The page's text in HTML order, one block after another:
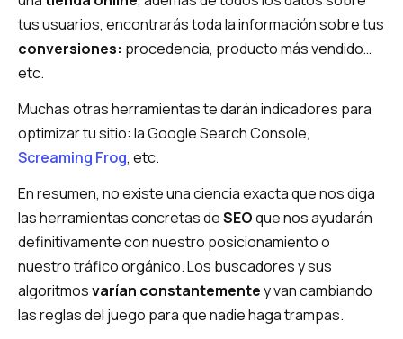
tus usuarios, encontrarás toda la información sobre tus
conversiones: procedencia, producto más vendido…
etc.
Muchas otras herramientas te darán indicadores para
optimizar tu sitio: la Google Search Console,
Screaming Frog, etc.
En resumen, no existe una ciencia exacta que nos diga
las herramientas concretas deSEOque nos ayudarán
definitivamente con nuestro posicionamiento o
nuestro tráfico orgánico. Los buscadores y sus
algoritmosvarían constantementey van cambiando
las reglas del juego para que nadie haga trampas.